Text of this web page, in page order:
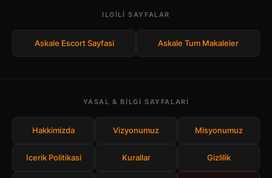
ILGILI SAYFALAR
Askale Escort Sayfasi Askale Tum Makaleler
YASAL & BILGI SAYFALARI
Hakkimizda Vizyonumuz Misyonumuz
Icerik Politikasi Kurallar Gizlilik